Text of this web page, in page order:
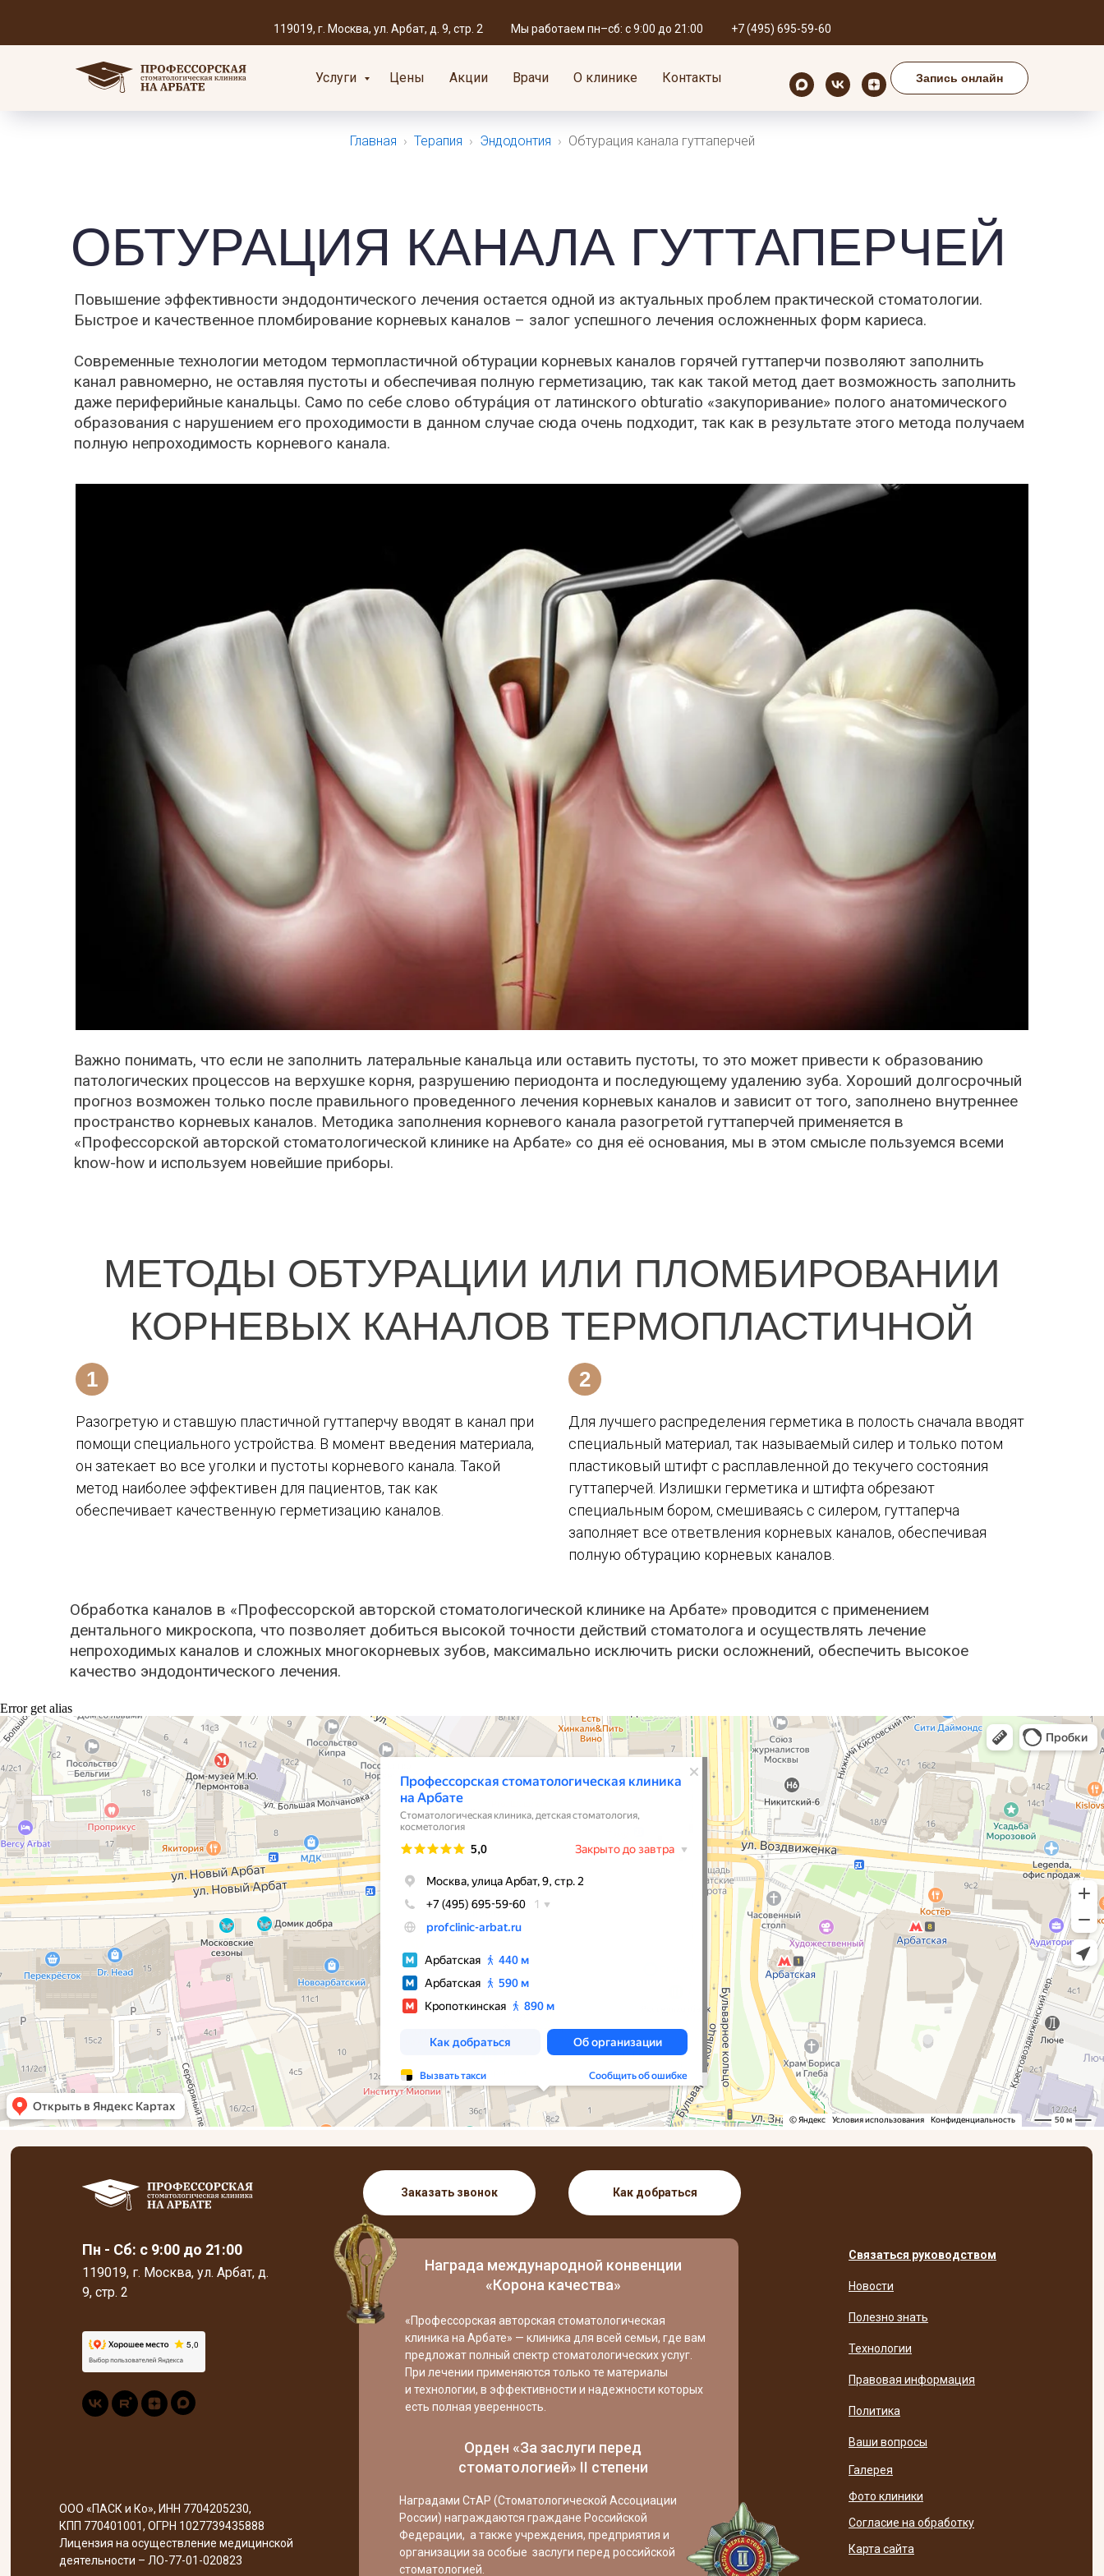
119019, г. Москва, ул. Арбат, д. 9, стр. 2 Мы работаем пн–сб: с 9:00 до 21:00 +7 (495) 695-59-60
Услуги Цены Акции Врачи О клинике Контакты Запись онлайн
+7 (495) 695-59-60
единый номер для записи
Мы работаем для вас
пн — сб: с 9:00 до 21:00
Запись онлайн
119019, г. Москва,
Главная › Терапия › Эндодонтия › Обтурация канала гуттаперчей
ОБТУРАЦИЯ КАНАЛА ГУТТАПЕРЧЕЙ
Повышение эффективности эндодонтического лечения остается одной из актуальных проблем практической стоматологии.
Быстрое и качественное пломбирование корневых каналов – залог успешного лечения осложненных форм кариеса.
Современные технологии методом термопластичной обтурации корневых каналов горячей гуттаперчи позволяют заполнить
канал равномерно, не оставляя пустоты и обеспечивая полную герметизацию, так как такой метод дает возможность заполнить
даже периферийные канальцы. Само по себе слово обтура́ция от латинского obturatio «закупоривание» полого анатомического
образования с нарушением его проходимости в данном случае сюда очень подходит, так как в результате этого метода получаем
полную непроходимость корневого канала.
Важно понимать, что если не заполнить латеральные канальца или оставить пустоты, то это может привести к образованию
патологических процессов на верхушке корня, разрушению периодонта и последующему удалению зуба. Хороший долгосрочный
прогноз возможен только после правильного проведенного лечения корневых каналов и зависит от того, заполнено внутреннее
пространство корневых каналов. Методика заполнения корневого канала разогретой гуттаперчей применяется в
«Профессорской авторской стоматологической клинике на Арбате» со дня её основания, мы в этом смысле пользуемся всеми
know-how и используем новейшие приборы.
МЕТОДЫ ОБТУРАЦИИ ИЛИ ПЛОМБИРОВАНИИ
КОРНЕВЫХ КАНАЛОВ ТЕРМОПЛАСТИЧНОЙ
ГУТТАПЕРЧЕЙ
Разогретую и ставшую пластичной гуттаперчу вводят в канал при
помощи специального устройства. В момент введения материала,
он затекает во все уголки и пустоты корневого канала. Такой
метод наиболее эффективен для пациентов, так как
обеспечивает качественную герметизацию каналов.
Для лучшего распределения герметика в полость сначала вводят
специальный материал, так называемый силер и только потом
пластиковый штифт с расплавленной до текучего состояния
гуттаперчей. Излишки герметика и штифта обрезают
специальным бором, смешиваясь с силером, гуттаперча
заполняет все ответвления корневых каналов, обеспечивая
полную обтурацию корневых каналов.
Обработка каналов в «Профессорской авторской стоматологической клинике на Арбате» проводится с применением
дентального микроскопа, что позволяет добиться высокой точности действий стоматолога и осуществлять лечение
непроходимых каналов и сложных многокорневых зубов, максимально исключить риски осложнений, обеспечить высокое
качество эндодонтического лечения.
Error get alias
Профессорская авторская стоматология
Стоматологическая клиника в Москве
Детская стоматология в Москве
Пн - Сб: с 9:00 до 21:00
119019, г. Москва, ул. Арбат, д.
9, стр. 2
Связаться руководством
Как добраться
Новости
Полезно знать
Правовая информация
Политика
Согласие на обработку
Карта сайта
Галерея
Фото клиники
Ваши вопросы
Технологии
«Профессорская авторская стоматологическая
клиника на Арбате» — клиника для всей семьи, где вам
предложат полный спектр стоматологических услуг.
При лечении применяются только те материалы
и технологии, в эффективности и надежности которых
есть полная уверенность.
Награда международной конвенции
«Корона качества»
Заказать звонок
Орден «За заслуги перед
стоматологией» II степени
Наградами СтАР (Стоматологической Ассоциации
России) награждаются граждане Российской
Федерации, а также учреждения, предприятия и
организации за особые заслуги перед российской
стоматологией.
ООО «ПАСК и Ко», ИНН 7704205230,
КПП 770401001, ОГРН 1027739435888
Лицензия на осуществление медицинской
деятельности – ЛО-77-01-020823